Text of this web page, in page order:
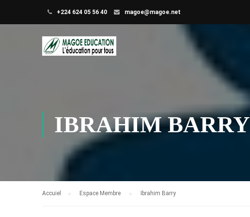
+224 624 05 56 40 magoe@magoe.net
IBRAHIM BARRY
Accuiel Espace Membre Ibrahim Barry